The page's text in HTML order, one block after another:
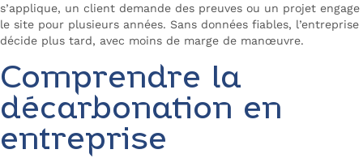
s’applique, un client demande des preuves ou un projet engage
le site pour plusieurs années. Sans données fiables, l’entreprise
décide plus tard, avec moins de marge de manœuvre.
Comprendre la
décarbonation en
entreprise